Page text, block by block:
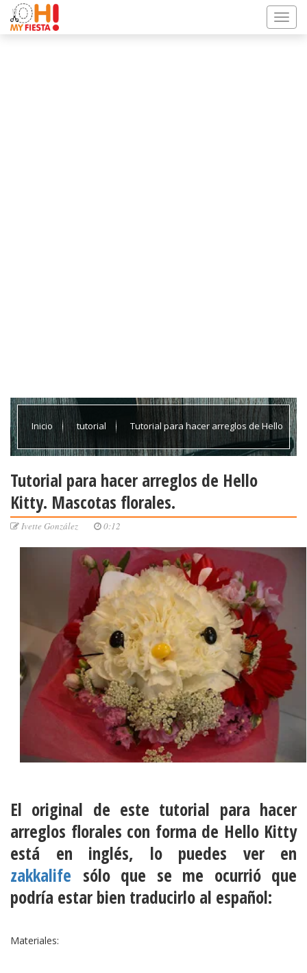
Inicio tutorial Tutorial para hacer arreglos de Hello
Tutorial para hacer arreglos de Hello
Kitty. Mascotas florales.
Ivette González 0:12
El original de este tutorial para hacer
arreglos florales con forma de Hello Kitty
está en inglés, lo puedes ver en
zakkalife sólo que se me ocurrió que
podría estar bien traducirlo al español:
Materiales: